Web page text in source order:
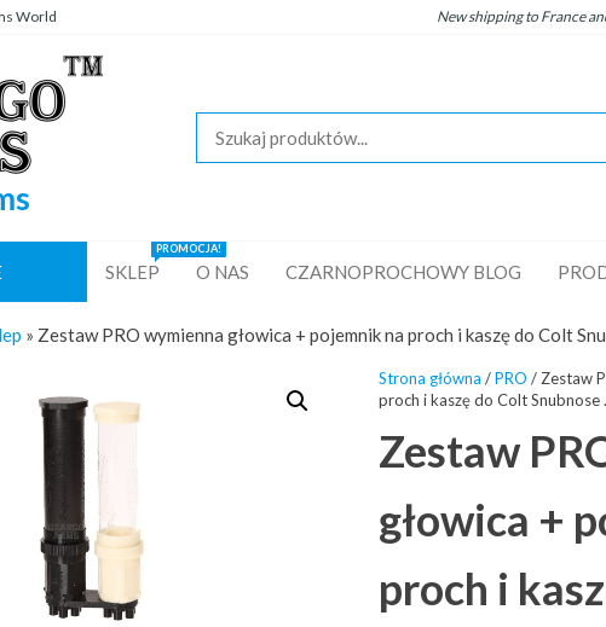
World Newshipping to France
SKLEP
PROMOCJA!
O NAS CZARNOPROCHOWY BLOG
» Zestaw PRO wymienna głowica + pojemnik na proch i kaszę do Colt
Strona główna /PRO / Zestaw
proch i kaszę do Colt Snubnose
Zestaw
głowica +
proch i